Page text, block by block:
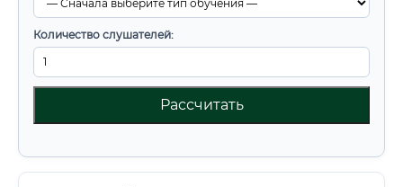
Количество слушателей:
Рассчитать